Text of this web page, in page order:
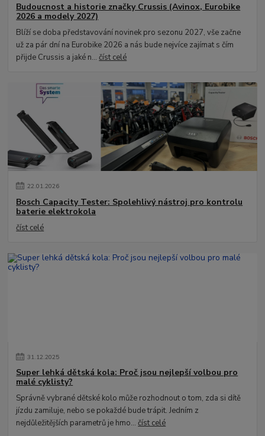
Budoucnost a historie značky Crussis (Avinox, Eurobike
2026 a modely 2027)
Blíží se doba představování novinek pro sezonu 2027, vše začne
už za pár dní na Eurobike 2026 a nás bude nejvíce zajímat s čím
přijde Crussis a jaké n...číst celé
22.01.2026
Bosch Capacity Tester: Spolehlivý nástroj pro kontrolu
baterie elektrokola
číst celé
31.12.2025
Super lehká dětská kola: Proč jsou nejlepší volbou pro
malé cyklisty?
Správně vybrané dětské kolo může rozhodnout o tom, zda si dítě
jízdu zamiluje, nebo se pokaždé bude trápit. Jedním z
nejdůležitějších parametrů je hmo...číst celé